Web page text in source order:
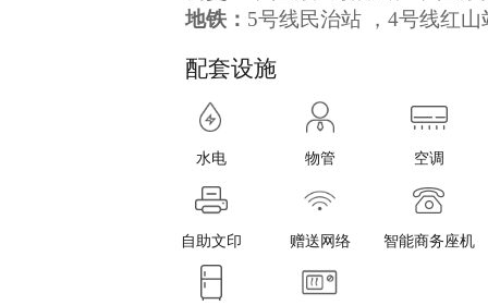
地铁： 5号线民治站 ，4号线红山
配套设施
水电 物管 空调
自助文印 赠送网络 智能商务座机